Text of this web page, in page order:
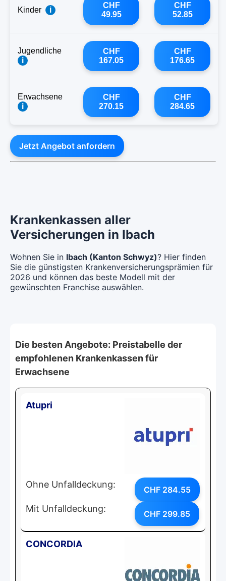
Kinder i
CHF
49.95
CHF
52.85
Jugendliche
i
CHF
167.05
CHF
176.65
Erwachsene
i
CHF
270.15
CHF
284.65
Jetzt Angebot anfordern
Krankenkassen aller
Versicherungen in Ibach
Wohnen Sie in Ibach (Kanton Schwyz)? Hier finden
Sie die günstigsten Krankenversicherungsprämien für
2026 und können das beste Modell mit der
gewünschten Franchise auswählen.
Die besten Angebote: Preistabelle der
empfohlenen Krankenkassen für
Erwachsene
Atupri
Ohne Unfalldeckung: CHF 284.55
Mit Unfalldeckung: CHF 299.85
CONCORDIA